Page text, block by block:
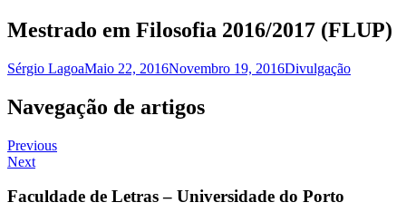
Mestrado em Filosofia 2016/2017 (FLUP)
Sérgio LagoaMaio 22, 2016Novembro 19, 2016Divulgação
Navegação de artigos
Previous
Next
Faculdade de Letras – Universidade do Porto